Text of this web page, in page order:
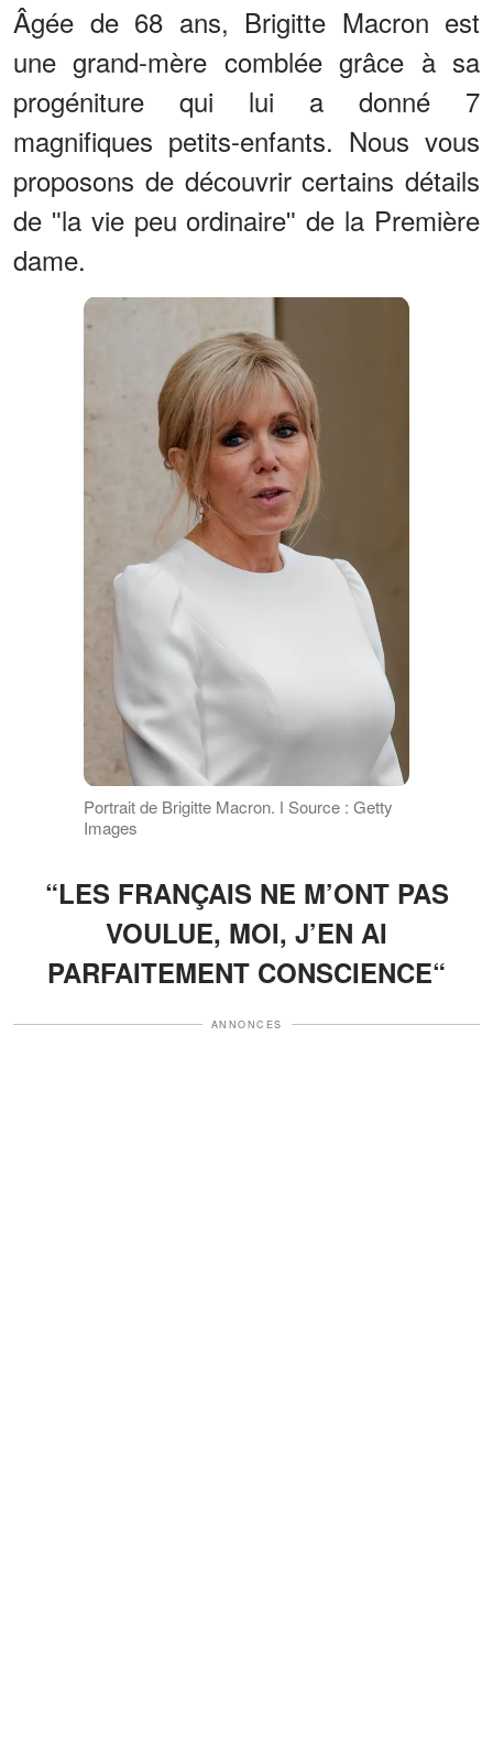
Âgée de 68 ans, Brigitte Macron est
une grand-mère comblée grâce à sa
progéniture qui lui a donné 7
magnifiques petits-enfants. Nous vous
proposons de découvrir certains détails
de ʺla vie peu ordinaireʺ de la Première
dame.
Portrait de Brigitte Macron. ǀ Source : Getty
Images
“LES FRANÇAIS NE M’ONT PAS
VOULUE, MOI, J’EN AI
PARFAITEMENT CONSCIENCE“
ANNONCES